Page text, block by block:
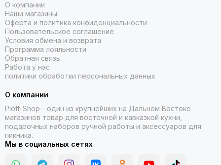
О компании
Наши магазины
Оферта и политика конфиденциальности
Пользовательское соглашение
Условия обмена и возврата
Программа лояльности
Обратная связь
Работа у нас
политики обработки персональных данных
О компании
Ploff-Shop - один из крупнейших на Дальнем Востоке
магазинов товар для восточной и кавказкой кухни,
подарочных наборов ручной работы и аксессуаров для
пикника.
Мы в социальных сетях